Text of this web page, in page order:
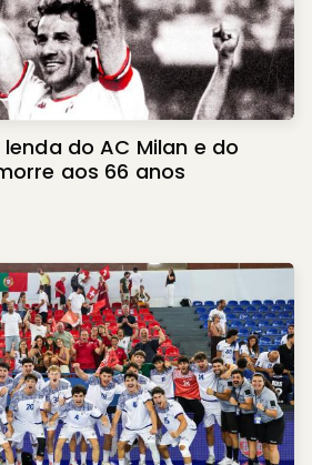
do AC Milan e do
aos 66 anos